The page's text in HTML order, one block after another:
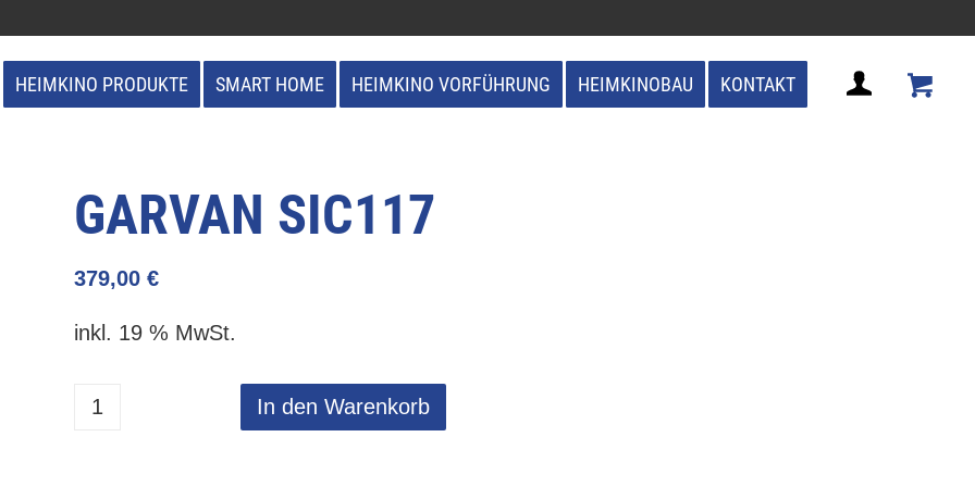
HEIMKINO PRODUKTE SMART HOME HEIMKINO VORFÜHRUNG HEIMKINOBAU KONTAKT
GARVAN SIC117
379,00€
inkl. 19 % MwSt.
In den Warenkorb